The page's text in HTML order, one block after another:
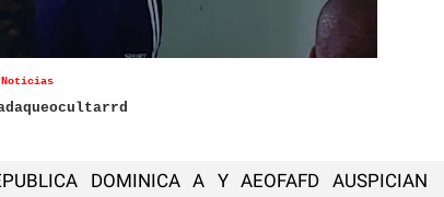
Noticias
DOMINICA A Y AEOFAFD AUSPICIAN